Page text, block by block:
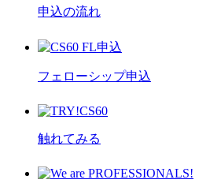
申込の流れ
フェローシップ申込
触れてみる